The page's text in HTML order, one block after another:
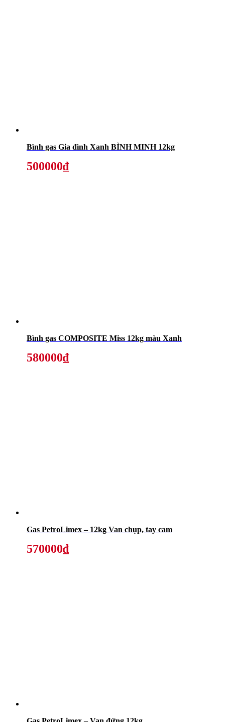
Bình gas Gia đình Xanh BÌNH MINH 12kg
500000₫
Bình gas COMPOSITE Miss 12kg màu Xanh
580000₫
Gas PetroLimex – 12kg Van chụp, tay cam
570000₫